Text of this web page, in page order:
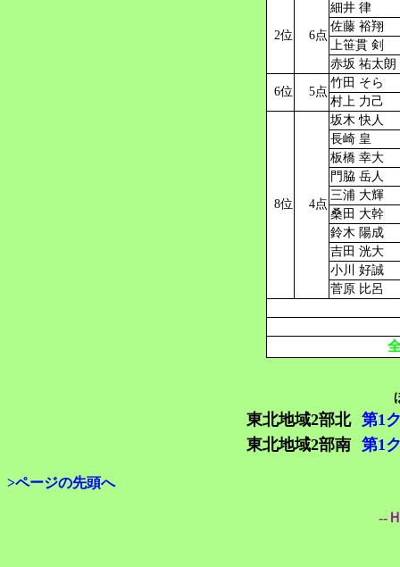
2位 6点
細井 律
佐藤 裕翔
上笹貫 剣
赤坂 祐太朗
6位 5点
竹田 そら
村上 力己
8位 4点
坂木 快人
長崎 皇
板橋 幸大
門脇 岳人
三浦 大輝
桑田 大幹
鈴木 陽成
吉田 洸大
小川 好誠
菅原 比呂
東北地域2部北
第1
東北地域2部南
第1
>ページの先頭へ
--